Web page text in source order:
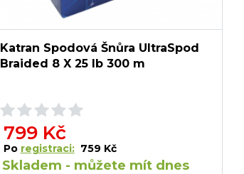
Katran Spodová Šnůra UltraSpod
Braided 8 X 25 lb 300 m
799 Kč
Po registraci: 759 Kč
Skladem - můžete mít dnes